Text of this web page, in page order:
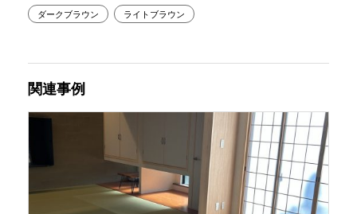
ダークブラウン ライトブラウン
関連事例